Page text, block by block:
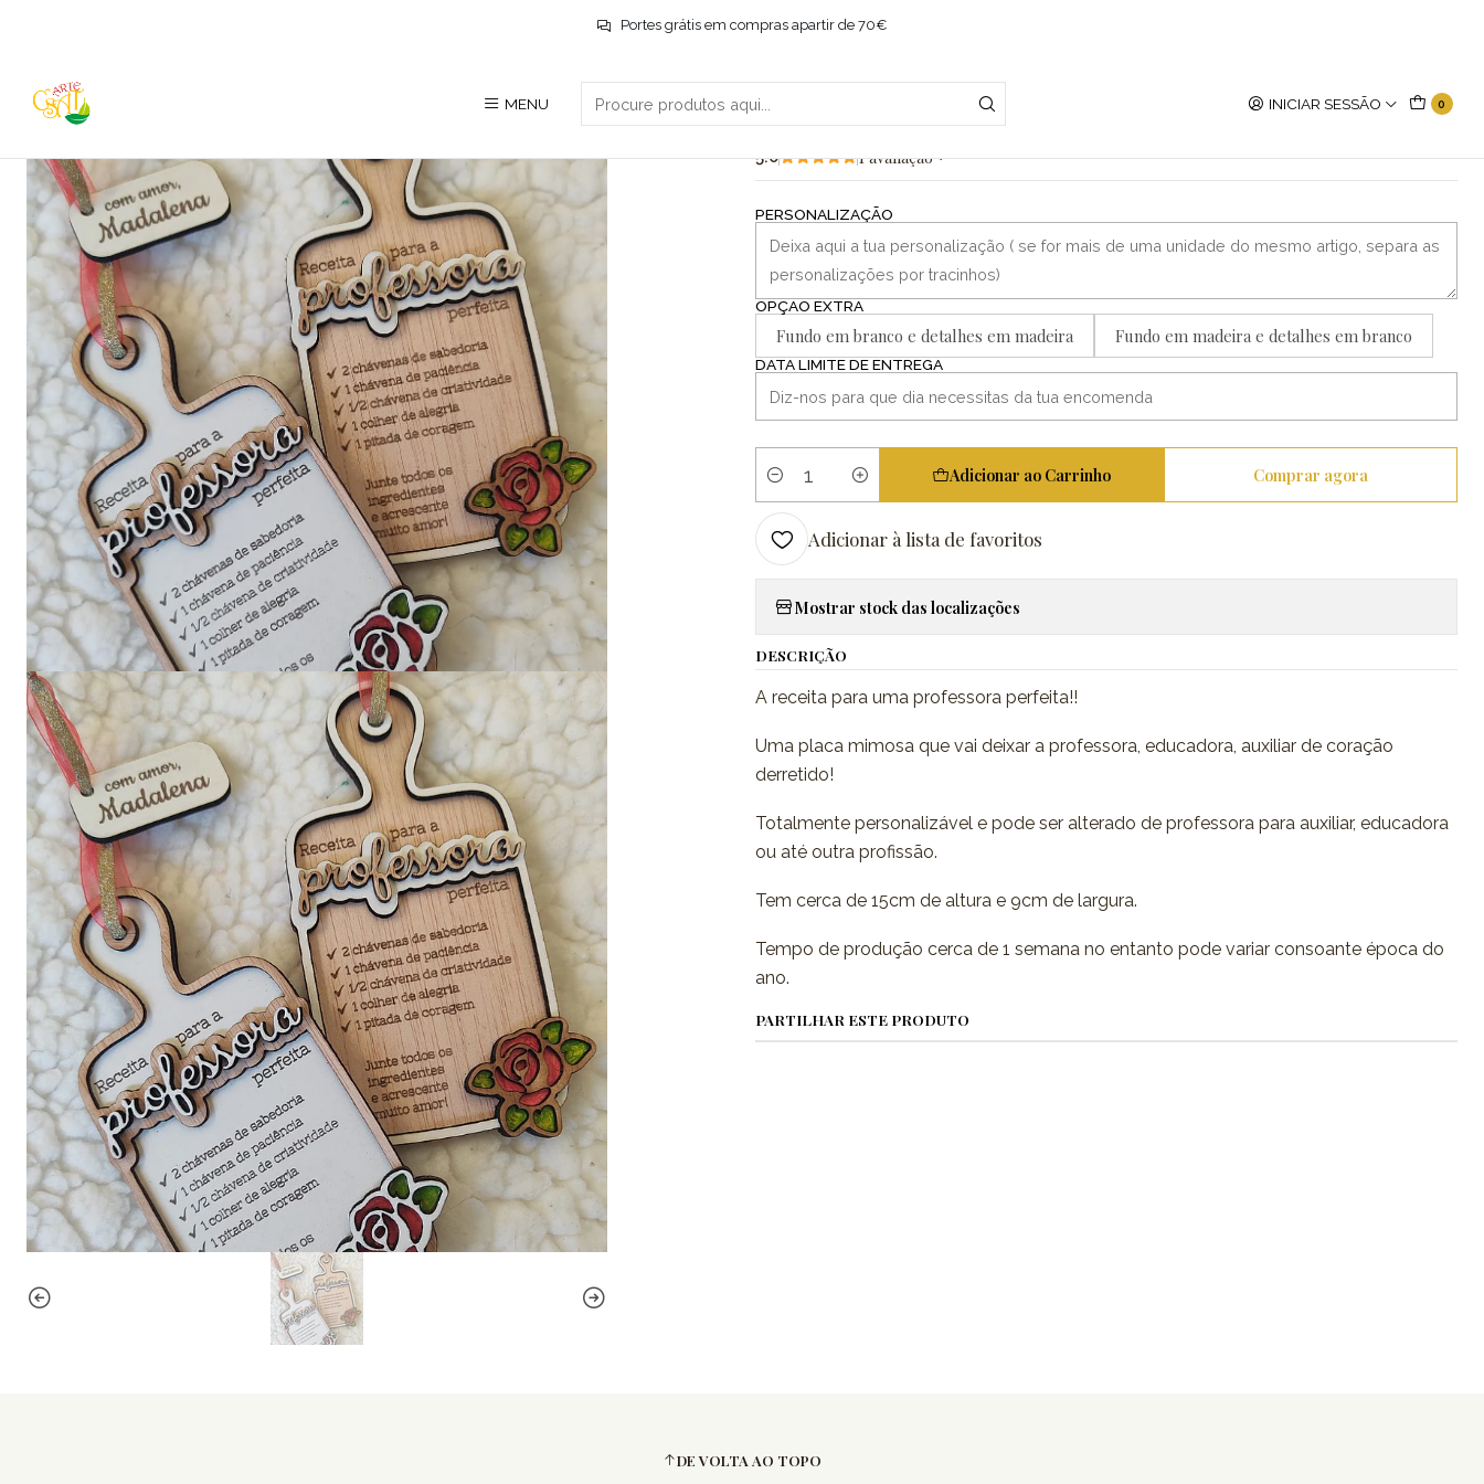
MENU INICIAR SESSÃO 0
Portes grátis em compras apartir de 70€
Início Educadoras Placa receita de professora
Placa receita de professora
5.0 1 avaliação
PERSONALIZAÇÃO
OPÇÃO EXTRA
Fundo em branco e detalhes em madeira Fundo em madeira e detalhes em branco
DATA LIMITE DE ENTREGA
Quantidade
Adicionar ao Carrinho Comprar agora
Adicionar à lista de favoritos
Mostrar stock das localizações
DESCRIÇÃO
A receita para uma professora perfeita!!
Uma placa mimosa que vai deixar a professora, educadora, auxiliar de coração
derretido!
Totalmente personalizável e pode ser alterado de professora para auxiliar, educadora
ou até outra profissão.
Tem cerca de 15cm de altura e 9cm de largura.
Tempo de produção cerca de 1 semana no entanto pode variar consoante época do
ano.
PARTILHAR ESTE PRODUTO
DE VOLTA AO TOPO